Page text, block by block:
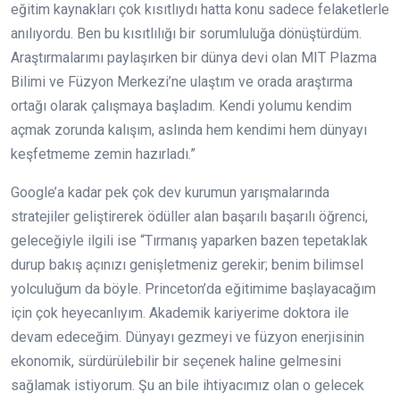
eğitim kaynakları çok kısıtlıydı hatta konu sadece felaketlerle
anılıyordu. Ben bu kısıtlılığı bir sorumluluğa dönüştürdüm.
Araştırmalarımı paylaşırken bir dünya devi olan MIT Plazma
Bilimi ve Füzyon Merkezi’ne ulaştım ve orada araştırma
ortağı olarak çalışmaya başladım. Kendi yolumu kendim
açmak zorunda kalışım, aslında hem kendimi hem dünyayı
keşfetmeme zemin hazırladı.”
Google’a kadar pek çok dev kurumun yarışmalarında
stratejiler geliştirerek ödüller alan başarılı başarılı öğrenci,
geleceğiyle ilgili ise “Tırmanış yaparken bazen tepetaklak
durup bakış açınızı genişletmeniz gerekir; benim bilimsel
yolculuğum da böyle. Princeton’da eğitimime başlayacağım
için çok heyecanlıyım. Akademik kariyerime doktora ile
devam edeceğim. Dünyayı gezmeyi ve füzyon enerjisinin
ekonomik, sürdürülebilir bir seçenek haline gelmesini
sağlamak istiyorum. Şu an bile ihtiyacımız olan o gelecek